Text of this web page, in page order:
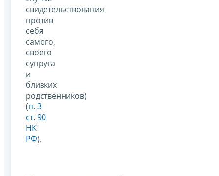
свидетельствования
против
себя
самого,
своего
супруга
и
близких
родственников)
(п. 3
ст. 90
НК
РФ).